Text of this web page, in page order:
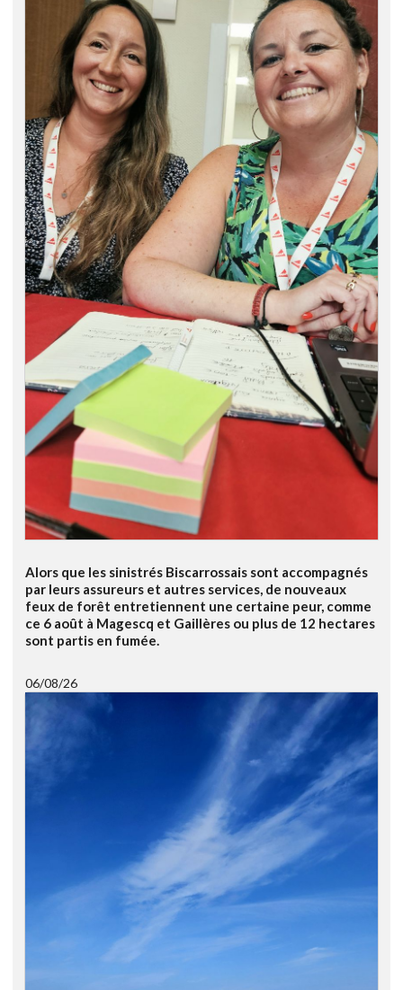
Alors que les sinistrés Biscarrossais sont accompagnés
par leurs assureurs et autres services, de nouveaux
feux de forêt entretiennent une certaine peur, comme
ce 6 août à Magescq et Gaillères ou plus de 12 hectares
sont partis en fumée.
06/08/26